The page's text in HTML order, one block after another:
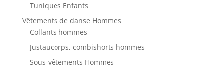
Tuniques Enfants
Vêtements de danse Hommes
Collants hommes
Justaucorps, combishorts hommes
Sous-vêtements Hommes